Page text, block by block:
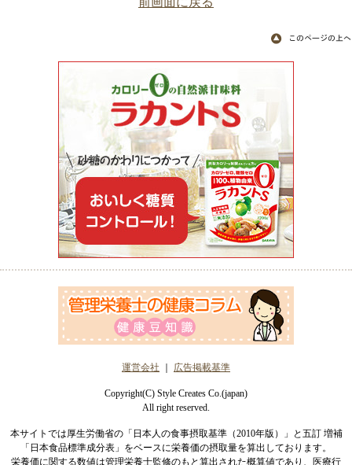
運営会社 ｜ 広告掲載基準
Copyright(C) Style Creates Co.(japan)
All right reserved.
本サイトでは厚生労働省の「日本人の食事摂取基準（2010年版）」と五訂 増補
「日本食品標準成分表」をベースに栄養価の摂取量を算出しております。
栄養価に関する数値は管理栄養士監修のもと算出された概算値であり、医療行